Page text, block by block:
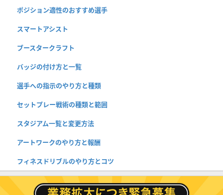
ポジション適性のおすすめ選手
スマートアシスト
ブースタークラフト
バッジの付け方と一覧
選手への指示のやり方と種類
セットプレー戦術の種類と範囲
スタジアム一覧と変更方法
アートワークのやり方と報酬
フィネスドリブルのやり方とコツ